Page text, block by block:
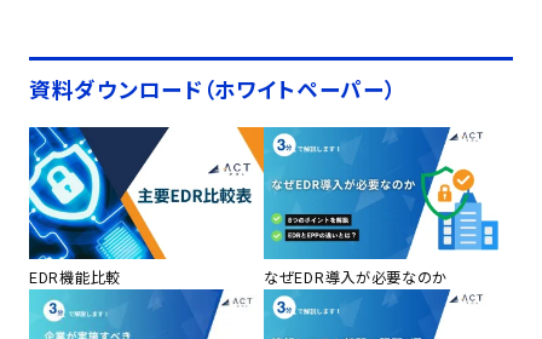
資料ダウンロード（ホワイトペーパー）
EDR機能比較 なぜEDR導入が必要なのか